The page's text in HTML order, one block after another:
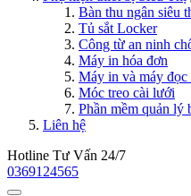
Bàn thu ngân siêu
Tủ sắt Locker
Công từ an ninh
Máy in hóa đơn
Máy in và máy đọc
Móc treo cài lưới
Phần mềm quản lý
Liên hệ
Hotline Tư Vấn 24/7
0369124565